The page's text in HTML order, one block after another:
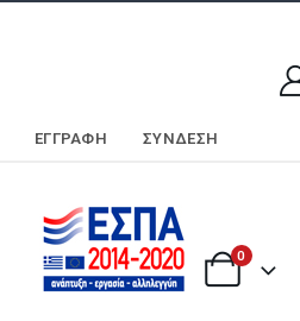
ΕΓΓΡΑΦΗ ΣΎΝΔΕΣΗ
0